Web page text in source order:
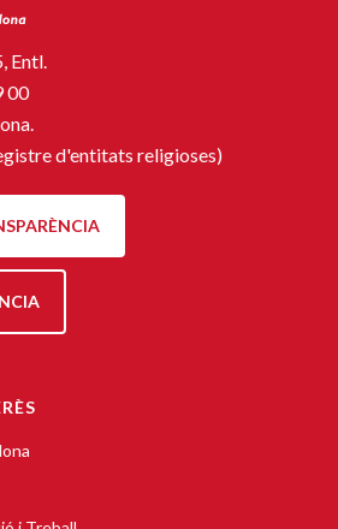
Entl.
00
d'entitats religioses)